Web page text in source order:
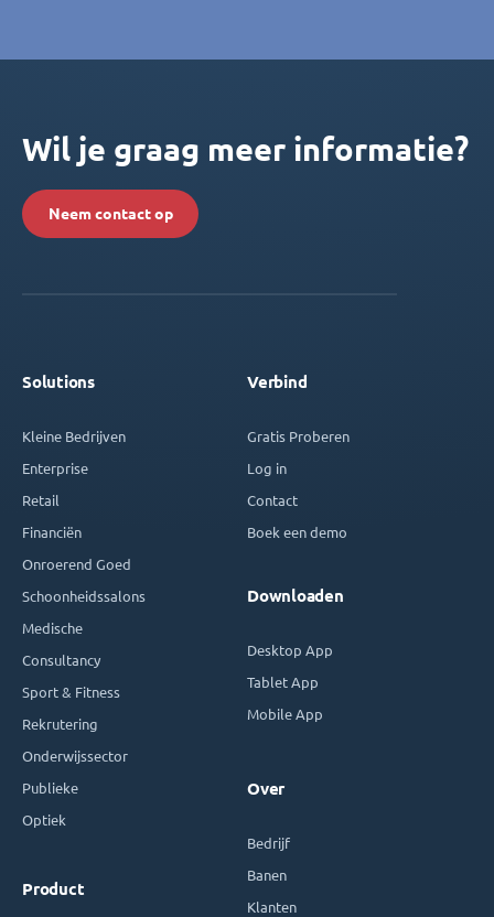
Wil je graag meer informatie?
Neem contact op
Solutions
Kleine Bedrijven
Enterprise
Retail
Financiën
Onroerend Goed
Schoonheidssalons
Medische
Consultancy
Sport & Fitness
Rekrutering
Onderwijssector
Publieke
Optiek
Product
Verbind
Gratis Proberen
Log in
Contact
Boek een demo
Downloaden
Desktop App
Tablet App
Mobile App
Over
Bedrijf
Banen
Klanten